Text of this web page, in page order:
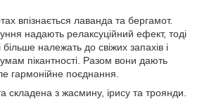
впізнається лаванда та бергамот.
надають релаксуційний ефект, тоді
більше належать до свіжих запахів і
пікантності. Разом вони дають
гармонійне поєднання.
складена з жасмину, ірису та троянди.